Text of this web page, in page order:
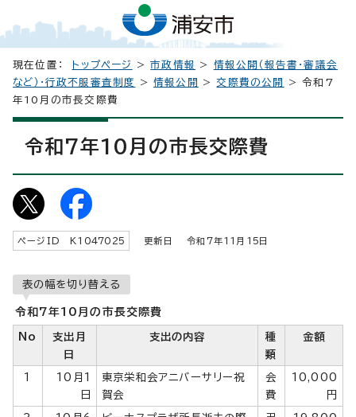
現在位置： トップページ >市政情報 > 情報公開（報告書・審議会
など）・行政不服審査制度
>情報公開 >交際費の公開
> 令和7
年10月の市長交際費
令和7年10月の市長交際費
ページID K 1047025 更新日 令和7年11 月 15 日
表の幅を切り替える
令和7年10月の市長交際費
No
支出月
日
支出の内容
種
類
金額
1
10月1
日
東京栄和会アニバーサリー祝
賀会
会
費
10,000
円